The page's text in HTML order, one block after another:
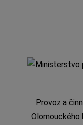
Provoz a
Olomouckého